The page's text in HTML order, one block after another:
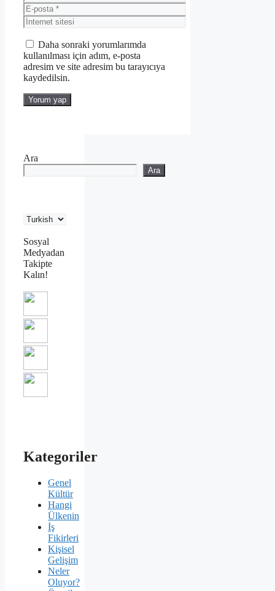
E-
posta
İnternet
sitesi
Daha sonraki yorumlarımda
kullanılması için adım, e-posta
adresim ve site adresim bu tarayıcıya
kaydedilsin.
Ara
Ara
Sosyal
Medyadan
Takipte
Kalın!
Kategoriler
Genel
Kültür
Hangi
Ülkenin
İş
Fikirleri
Kişisel
Gelişim
Neler
Oluyor?